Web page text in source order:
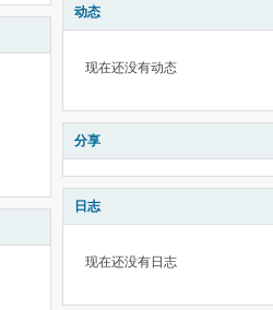
动态
现在还没有动态
分享
日志
现在还没有日志